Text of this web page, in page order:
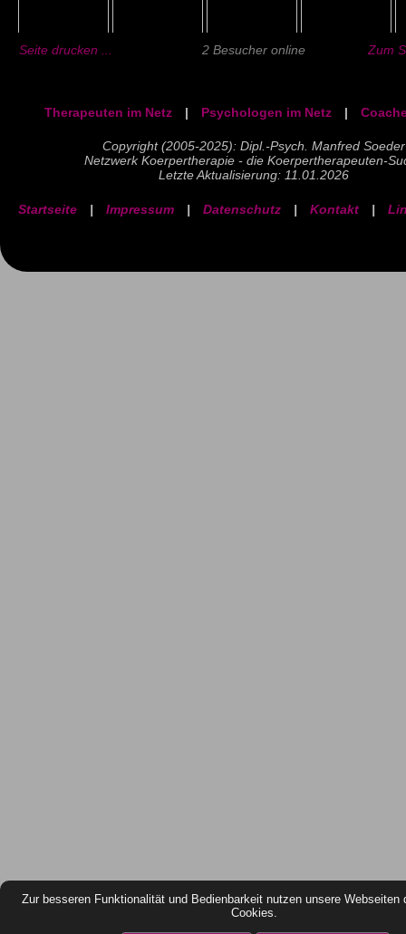
Zur besseren Funktionalität und Bedienbarkeit nutzen unsere Webseiten
Cookies.
Seite drucken ... 2 Besucher online Zum
Therapeuten im Netz | Psychologen im Netz |
Copyright (2005-2025): Dipl.-Psych. Manfred Soeder
Netzwerk Koerpertherapie - die Koerpertherapeuten-
Letzte Aktualisierung: 11.01.2026
Startseite | Impressum | Datenschutz | Kontakt |